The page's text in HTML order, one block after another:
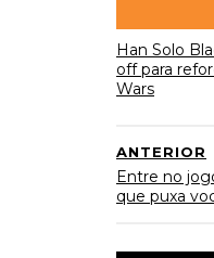
Han Solo
off para
Wars
ANTERIOR
Entre no
que puxa